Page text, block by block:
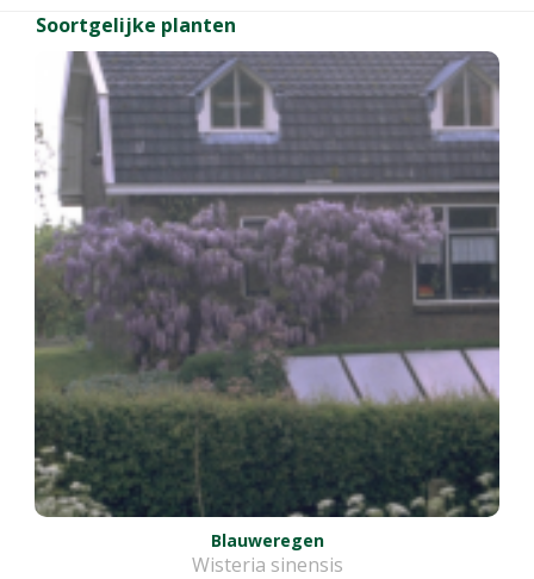
Soortgelijke planten
Blauweregen
Wisteria sinensis